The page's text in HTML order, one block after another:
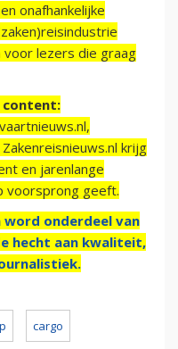
onafhankelijke
voor lezers die graag
content:
krijg
en jarenlange
voorsprong geeft.
word onderdeel van
hecht aan kwaliteit,
cargo